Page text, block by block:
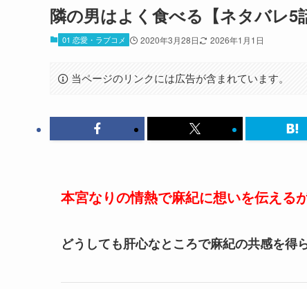
隣の男はよく食べる【ネタバレ5
01 恋愛・ラブコメ 2020年3月28日 2026年1月1日
当ページのリンクには広告が含まれています。
本宮なりの情熱で麻紀に想いを伝える
どうしても肝心なところで麻紀の共感を得